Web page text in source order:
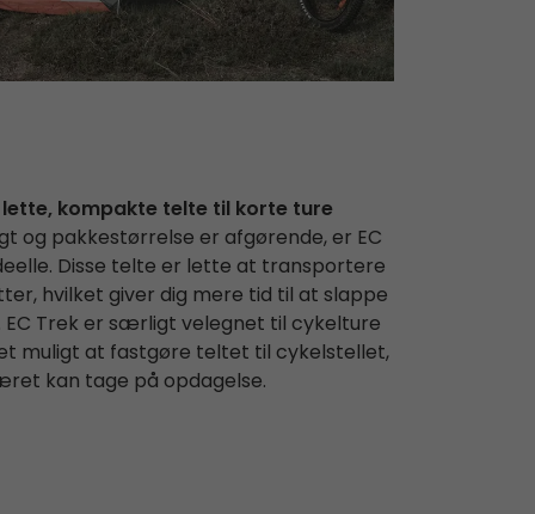
lette, kompakte telte til korte ture
og pakkestørrelse er afgørende, er EC
Disse telte er lette at transportere
hvilket giver dig mere tid til at slappe
EC Trek er særligt velegnet til cykelture
muligt at fastgøre teltet til cykelstellet,
kan tage på opdagelse.